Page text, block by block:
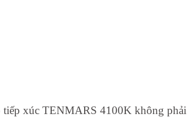
xúc TENMARS 4100K không